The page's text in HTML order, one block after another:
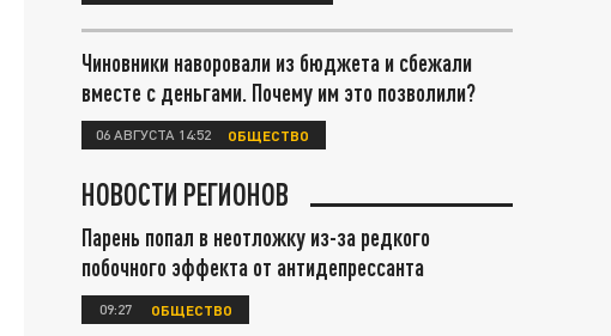
Чиновники наворовали из бюджета и сбежали
вместе с деньгами. Почему им это позволили?
06 АВГУСТА 14:52 ОБЩЕСТВО
НОВОСТИ РЕГИОНОВ
Парень попал в неотложку из-за редкого
побочного эффекта от антидепрессанта
09:27 ОБЩЕСТВО